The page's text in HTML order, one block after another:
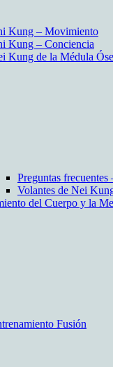
Kung – Movimiento
Kung – Conciencia
Kung de la Médula
Preguntas
Volantes de Nei
del Cuerpo y la
Fusión